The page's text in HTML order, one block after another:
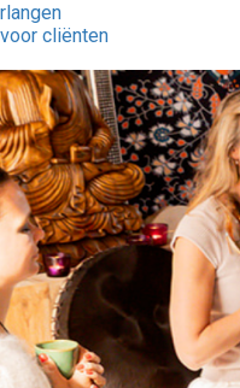
cliënten